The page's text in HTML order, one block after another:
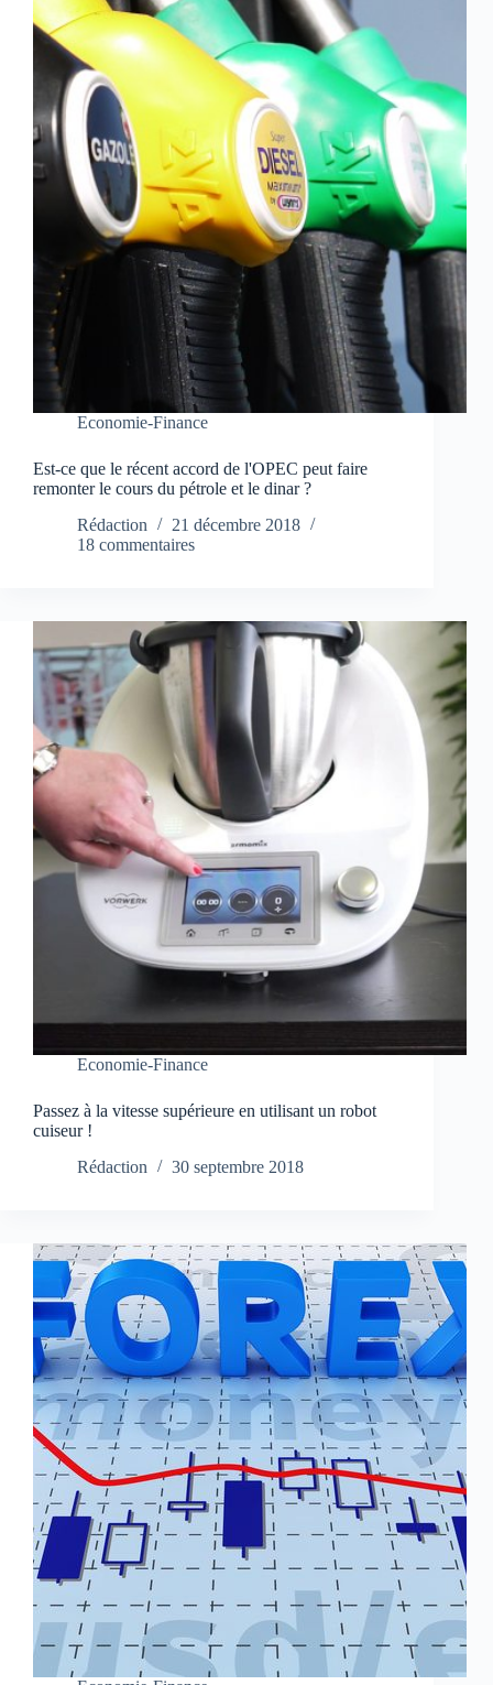
Economie-Finance
Est-ce que le récent accord de l'OPEC peut faire
remonter le cours du pétrole et le dinar ?
Rédaction
21 décembre 2018
18 commentaires
Economie-Finance
Passez à la vitesse supérieure en utilisant un robot
cuiseur !
Rédaction
30 septembre 2018